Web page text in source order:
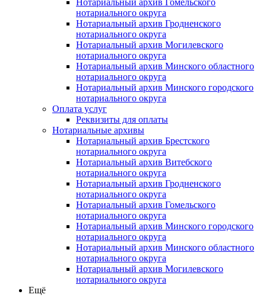
нотариального округа
Нотариальный архив Гродненского
нотариального округа
Нотариальный архив Могилевского
нотариального округа
Нотариальный архив Минского областного
нотариального округа
Нотариальный архив Минского городского
нотариального округа
Оплата услуг
Реквизиты для оплаты
Нотариальные архивы
Нотариальный архив Брестского
нотариального округа
Нотариальный архив Витебского
нотариального округа
Нотариальный архив Гродненского
нотариального округа
Нотариальный архив Гомельского
нотариального округа
Нотариальный архив Минского городского
нотариального округа
Нотариальный архив Минского областного
нотариального округа
Нотариальный архив Могилевского
нотариального округа
Ещё